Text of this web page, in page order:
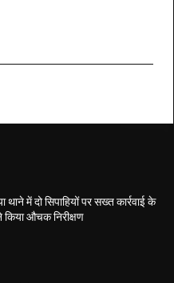
में दो सिपाहियों पर सख्त कार्रवाई के
किया औचक निरीक्षण